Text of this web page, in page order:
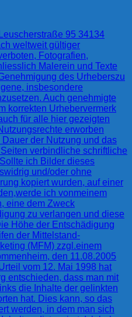
95 34134
weltweit gültiger
Fotografien,
Malerein und Texte
des Urheberszu
insbesondere
Auch genehmigte
korrekten Urhebervermerk
für alle hier gezeigten
erworben
der Nutzung und das
verbindliche schriftliche
ich Bilder dieses
und/oder ohne
kopiert wurden, auf einer
ich vonmeinem
eine dem Zweck
zu verlangen und diese
Höhe der Entschädigung
der Mittelstand-
(MFM) zzgl.einem
den 11.08.2005
vom 12. Mai 1998 hat
entschieden, dass man mit
die Inhalte der gelinkten
hat. Dies kann, so das
werden, in dem man sich